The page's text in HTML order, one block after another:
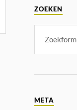
ZOEKEN
META